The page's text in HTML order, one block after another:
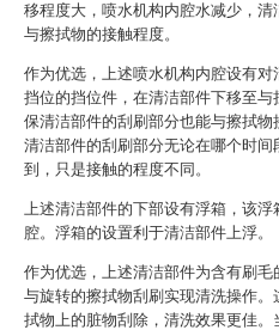
移程度大，喷水机构内腔水减少，清
与擦拭物的接触程度。
作为优选，上述喷水机构内腔设有对
挡位的挡位件，在清洁部件下移至与
保清洁部件的刮刷部分也能与擦拭物
清洁部件的刮刷部分无论在哪个时间
到，只是接触的程度不同。
上述清洁部件的下部设有浮箱，该浮
腔。浮箱的设置利于清洁部件上浮。
作为优选，上述清洁部件为含有刷毛
与旋转的擦拭物刮刷实现清洗操作。
拭物上的脏物刮除，清洗效果更佳。